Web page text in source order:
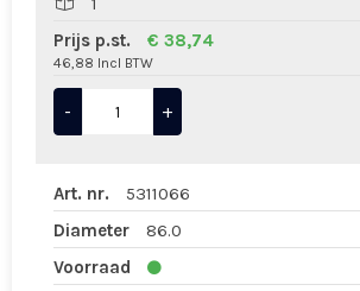
Prijs p.st.
€ 38,74
46,88 Incl BTW
- +
Art. nr.
5311066
Diameter
86.0
Voorraad